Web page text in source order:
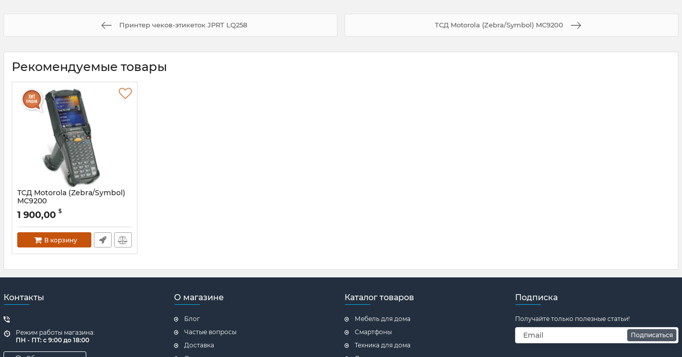
Принтер чеков-этикеток JPRT LQ258 ТСД Motorola (Zebra/Symbol) MC9200
Рекомендуемые товары
ТСД Motorola (Zebra/Symbol)
MC9200
Артикул: VVw4632
1 900,00 $
В корзину
Контакты
Режим работы магазина:
ПН - ПТ: с 9:00 до 18:00
О магазине
Блог
Частые вопросы
Доставка
Каталог товаров
Мебель для дома
Смартфоны
Техника для дома
Подписка
Получайте только полезные статьи!
Подписаться